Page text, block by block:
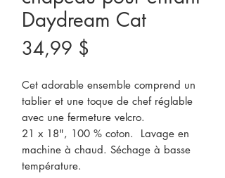
Daydream Cat
34,99 $
Cet adorable ensemble comprend un
tablier et une toque de chef réglable
avec une fermeture velcro.
21 x 18", 100 % coton. Lavage en
machine à chaud. Séchage à basse
température.